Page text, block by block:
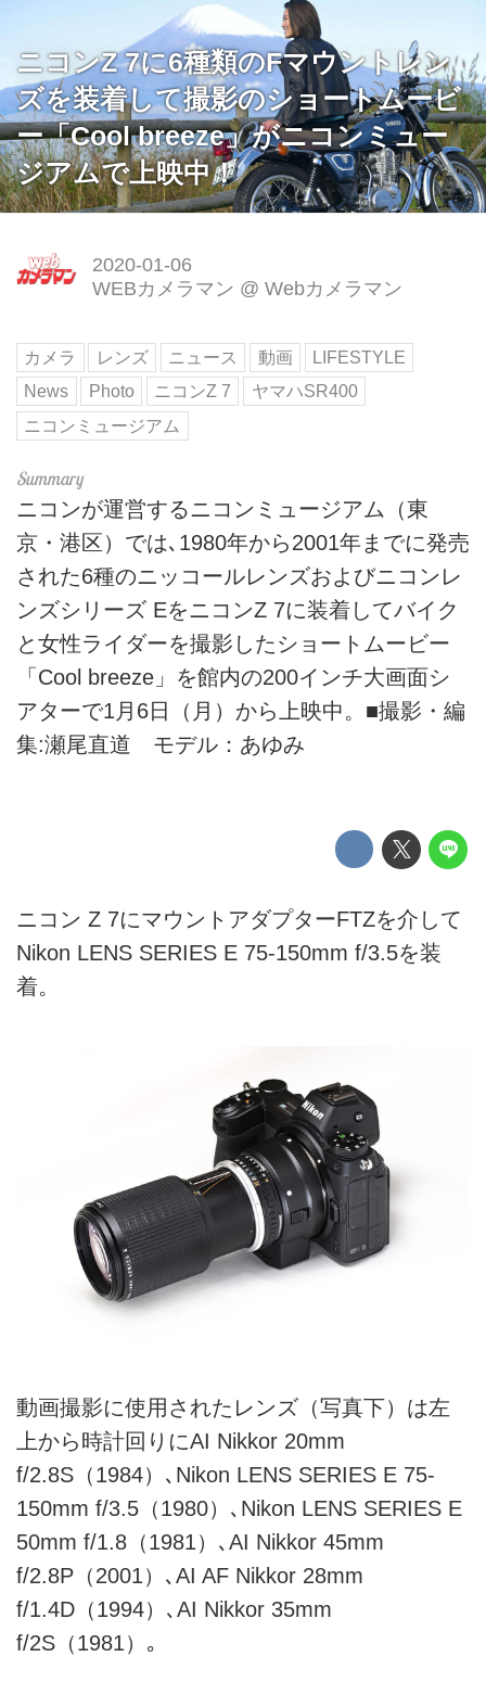
ニコンZ 7に6種類のFマウントレン
ズを装着して撮影のショートムービ
ー「Cool breeze」がニコンミュー
ジアムで上映中！
2020-01-06
WEBカメラマン @ Webカメラマン
カメラ レンズ ニュース 動画
LIFESTYLE
News
Photo ニコンZ 7
ヤマハSR400
ニコンミュージアム
ニコンが運営するニコンミュージアム（東
京・港区）では､1980年から2001年までに発売
された6種のニッコールレンズおよびニコンレ
ンズシリーズ EをニコンZ 7に装着してバイク
と女性ライダーを撮影したショートムービー
「Cool breeze」を館内の200インチ大画面シ
アターで1月6日（月）から上映中。■撮影・編
集:瀬尾直道 モデル：あゆみ
ニコン Z 7にマウントアダプターFTZを介して
Nikon LENS SERIES E 75-150mm f/3.5を装
着。
動画撮影に使用されたレンズ（写真下）は左
上から時計回りにAI Nikkor 20mm
f/2.8S（1984）､Nikon LENS SERIES E 75-
150mm f/3.5（1980）､Nikon LENS SERIES E
50mm f/1.8（1981）､AI Nikkor 45mm
f/2.8P（2001）､AI AF Nikkor 28mm
f/1.4D（1994）､AI Nikkor 35mm
f/2S（1981）｡